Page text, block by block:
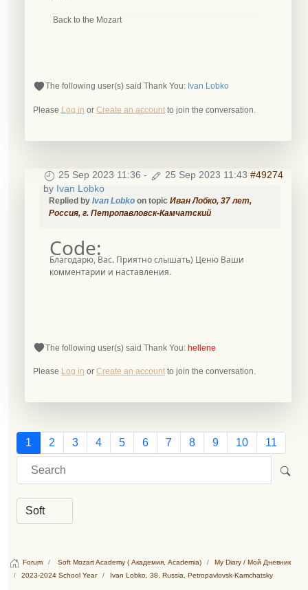
Back to the Mozart
The following user(s) said Thank You: Ivan Lobko
Please Log in or Create an account to join the conversation.
25 Sep 2023 11:36 - 25 Sep 2023 11:43 #49274
by Ivan Lobko
Replied by Ivan Lobko on topic Иван Лобко, 37 лет,
Россия, г. Петропавловск-Камчатский
Code:
Благодарю, Вас. Приятно слышать) Ценю Ваши
комментарии и наставления.
The following user(s) said Thank You: hellene
Please Log in or Create an account to join the conversation.
1 2 3 4 5 6 7 8 9 10 11
Forum Soft Mozart Academy ( Академия, Academia)
My Diary / Мой Дневник
2023-2024 School Year
Ivan Lobko, 38, Russia, Petropavlovsk-Kamchatsky